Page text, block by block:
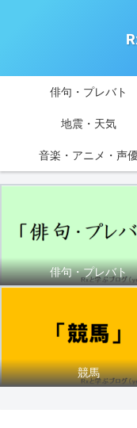
俳句・プレバト
地震・天気
音楽・アニメ・声
俳句・プレバト
競馬